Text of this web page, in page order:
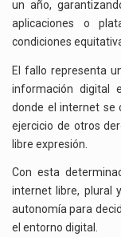
un año,
aplicaciones o
condiciones
El fallo representa
información digital
donde el internet se
ejercicio de otros
libre expresión.
Con esta
internet libre, plural
autonomía para
el entorno digital.